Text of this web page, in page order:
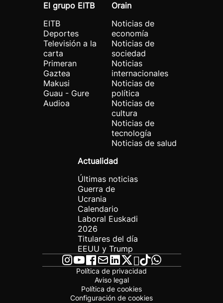
El grupo EITB
EITB
Deportes
Televisión a la
carta
Primeran
Gaztea
Makusi
Guau - Gure
Audioa
Orain
Noticias de
economía
Noticias de
sociedad
Noticias
internacionales
Noticias de
política
Noticias de
cultura
Noticias de
tecnología
Noticias de salud
Actualidad
Últimas noticias
Guerra de
Ucrania
Calendario
Laboral Euskadi
2026
Titulares del día
EEUU y Trump
Política de privacidad
Aviso legal
Política de cookies
Configuración de cookies